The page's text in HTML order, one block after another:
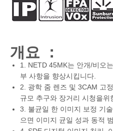
개요 ：
1. NETD 45MK는 안개/비오
부 사항을 향상시킵니다.
2. 광학 줌 렌즈 및 3CAM 고
규모 추구와 장거리 시청을위
3. 불균일 한 이미지 보정 기
으면 이미지 균일 성과 동적